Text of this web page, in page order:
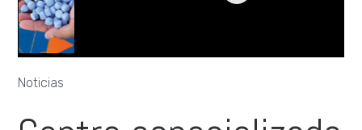
Noticias